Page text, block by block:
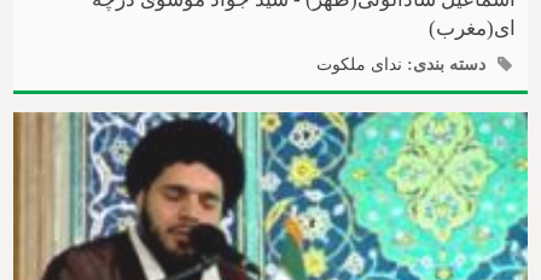
ای(مغرب)
دسته بندی: ندای ملکوت